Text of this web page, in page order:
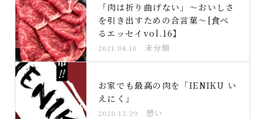
「肉は折り曲げない」〜おいしさ
を引き出すための合言葉〜[食べ
るエッセイvol.16】
2021.08.10 未分類
お家でも最高の肉を「IENIKU い
えにく」
2020.12.29 想い